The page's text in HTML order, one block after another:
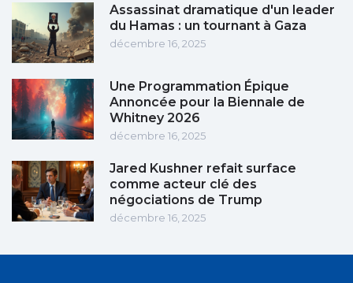
Assassinat dramatique d'un leader
du Hamas : un tournant à Gaza
décembre 16, 2025
Une Programmation Épique
Annoncée pour la Biennale de
Whitney 2026
décembre 16, 2025
Jared Kushner refait surface
comme acteur clé des
négociations de Trump
décembre 16, 2025